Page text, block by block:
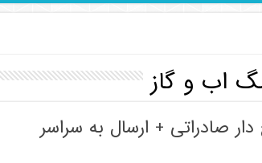
اب و گاز
صادراتی + ارسال به سراسر